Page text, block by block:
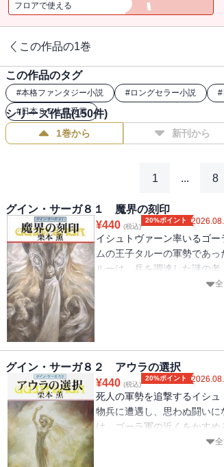
フロアで使える
この作品の1巻
この作品のタグ
#本格ファンタジー小説 #ロングセラー小説 #
#日本ＳＦ大賞受賞
シリーズ作品(150件)
1巻から 新刊から
1 ... 8
グイン・サーガ８１ 魔界の刻印
¥440 (税込)
20%ポイント
イシュトヴァーン率いるゴ
ムの王子タルーの軍勢であ
ルーは、兵を調達した謎の
き止めるべくイシュトヴァ
グイン・サーガ８２ アウラの選択
¥440 (税込)
20%ポイント
死人の軍勢を追撃するイシ
物兵に遭遇し、思わぬ闘い
は、ゴーラ軍の近くをかすめ
クへ到着。グインはレムス